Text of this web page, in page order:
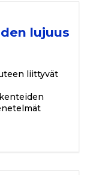
lujuus
liittyvät